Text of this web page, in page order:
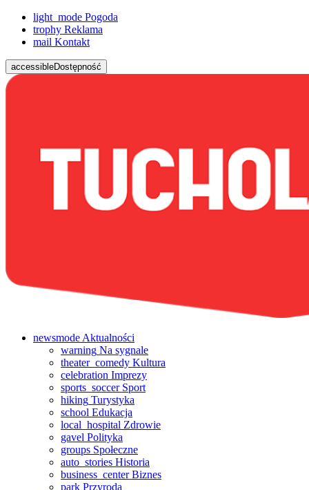
light_mode Pogoda
trophy Reklama
mail Kontakt
accessibleDostępność
newsmode Aktualności
warning Na sygnale
theater_comedy Kultura
celebration Imprezy
sports_soccerSport
hiking Turystyka
school Edukacja
local_hospital Zdrowie
gavel Polityka
groups Społeczne
auto_stories Historia
business_centerBiznes
park Przyroda